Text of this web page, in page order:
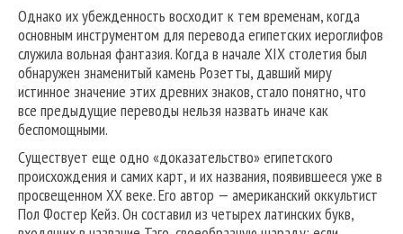
Однако их убежденность восходит к тем временам, когда
основным инструментом для перевода египетских иероглифов
служила вольная фантазия. Когда в начале XIX столетия был
обнаружен знаменитый камень Розетты, давший миру
истинное значение этих древних знаков, стало понятно, что
все предыдущие переводы нельзя назвать иначе как
беспомощными.
Существует еще одно «доказательство» египетского
происхождения и самих карт, и их названия, появившееся уже в
просвещенном XX веке. Его автор — американский оккультист
Пол Фостер Кейз. Он составил из четырех латинских букв,